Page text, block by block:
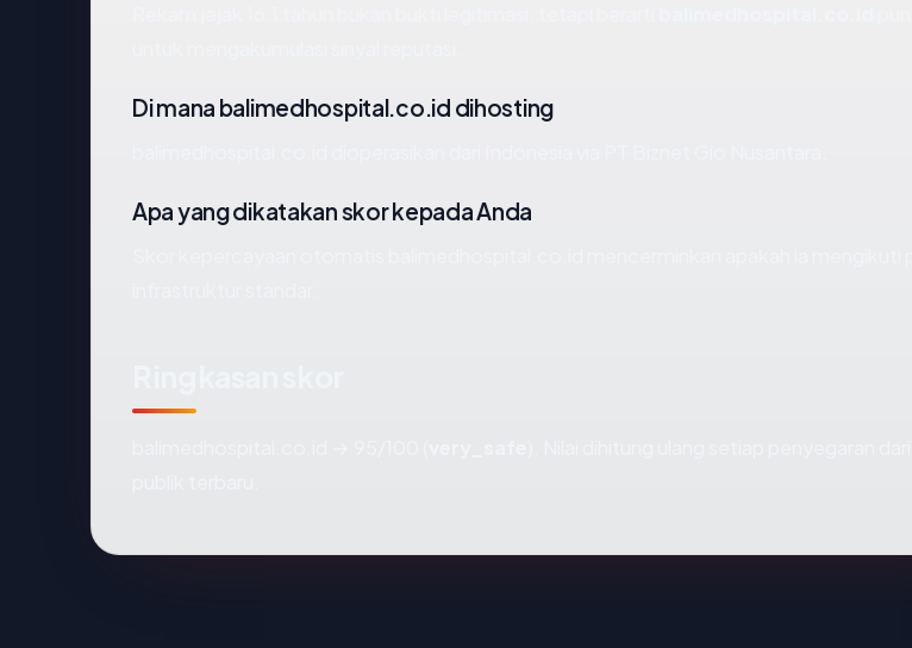
Di mana balimedhospital.co.id dihosting
Apa yang dikatakan skor kepada Anda